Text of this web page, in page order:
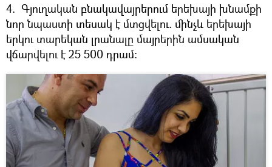
4. Գյուղական բնակավայրերում երեխայի խնամքի
նոր նպաստի տեսակ է մտցվելու. մինչև երեխայի
երկու տարեկան լրանալը մայրերին ամսական
վճարվելու է 25 500 դրամ: